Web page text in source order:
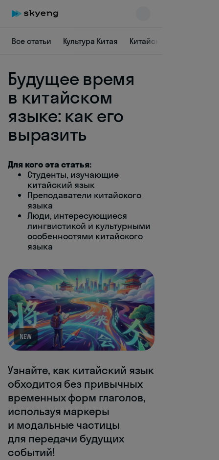
Все статьи Культура Китая Китайский для
Будущее время
в китайском
языке: как его
выразить
Для кого эта статья:
Студенты, изучающие
китайский язык
Преподаватели китайского
языка
Люди, интересующиеся
лингвистикой и культурными
особенностями китайского
языка
NEW
Узнайте, как китайский язык
обходится без привычных
временных форм глаголов,
используя маркеры
и модальные частицы
для передачи будущих
событий!
online